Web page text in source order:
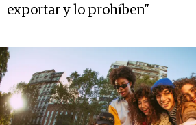
exportar y lo prohíben”